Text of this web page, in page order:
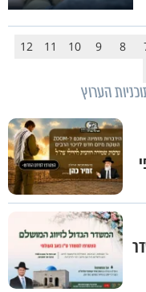
8
9
10
11
12
הערוץ